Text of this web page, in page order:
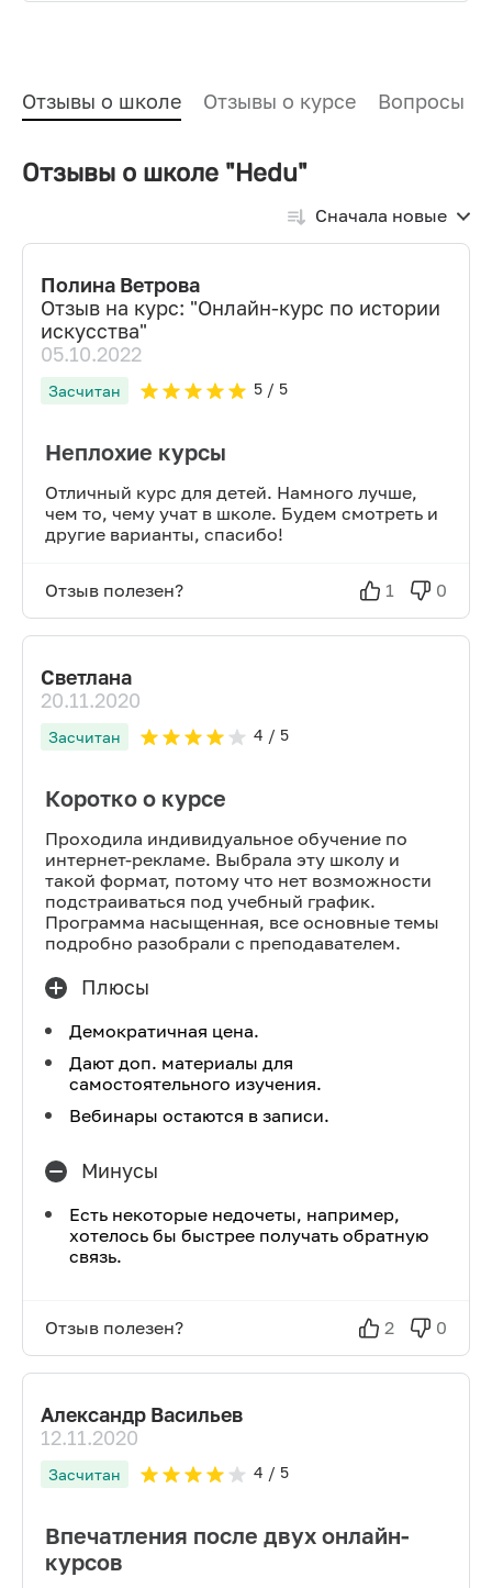
Отзывы о школе Отзывы о курсе Вопросы и
Отзывы о школе "Hedu"
Сначала новые
Полина Ветрова
Отзыв на курс: "Онлайн-курс по истории
искусства"
05.10.2022
Засчитан 5/ 5
Неплохие курсы
Отличный курс для детей. Намного лучше,
чем то, чему учат в школе. Будем смотреть и
другие варианты, спасибо!
Отзыв полезен? 1 0
Светлана
20.11.2020
Засчитан 4 / 5
Коротко о курсе
Проходила индивидуальное обучение по
интернет-рекламе. Выбрала эту школу и
такой формат, потому что нет возможности
подстраиваться под учебный график.
Программа насыщенная, все основные темы
подробно разобрали с преподавателем.
Плюсы
Демократичная цена.
Дают доп. материалы для
самостоятельного изучения.
Вебинары остаются в записи.
Минусы
Есть некоторые недочеты, например,
хотелось бы быстрее получать обратную
связь.
Отзыв полезен? 2 0
Александр Васильев
12.11.2020
Засчитан 4 / 5
Впечатления после двух онлайн-
курсов